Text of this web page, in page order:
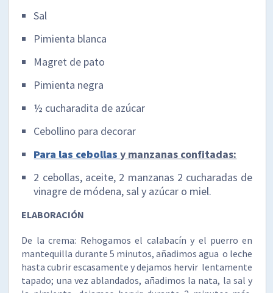
Sal
Pimienta blanca
Magret de pato
Pimienta negra
½ cucharadita de azúcar
Cebollino para decorar
Para las cebollas y manzanas confitadas:
2 cebollas, aceite, 2 manzanas 2 cucharadas de
vinagre de módena, sal y azúcar o miel.
ELABORACIÓN
De la crema: Rehogamos el calabacín y el puerro en
mantequilla durante 5 minutos, añadimos agua o leche
hasta cubrir escasamente y dejamos hervir lentamente
tapado; una vez ablandados, añadimos la nata, la sal y